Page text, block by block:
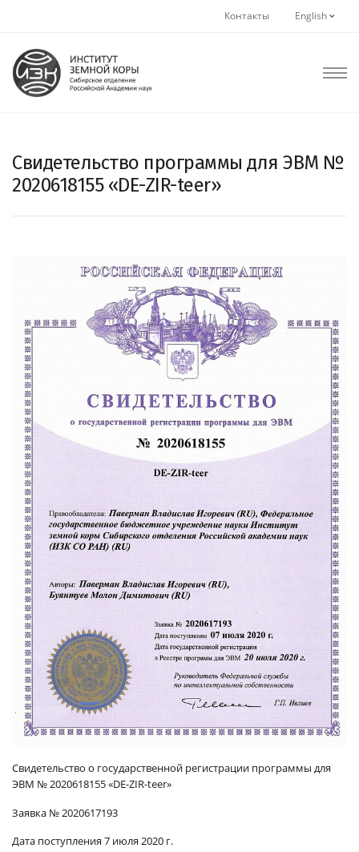
Контакты English
Свидетельство программы для ЭВМ №
2020618155 «DE-ZIR-teer»
Свидетельство о государственной регистрации программы для
ЭВМ № 2020618155 «DE-ZIR-teer»
Заявка № 2020617193
Дата поступления 7 июля 2020 г.